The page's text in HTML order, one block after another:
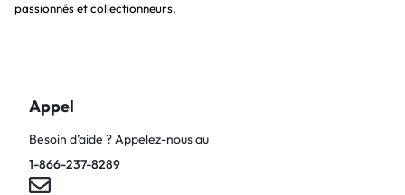
passionnés et collectionneurs.
Appel
Besoin d’aide ? Appelez-nous au
1-866-237-8289